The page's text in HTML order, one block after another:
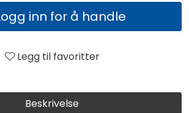
Beskrivelse
inn for å handle
Legg til favoritter